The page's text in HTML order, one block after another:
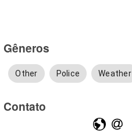
Gêneros
Other Police Weather
Contato